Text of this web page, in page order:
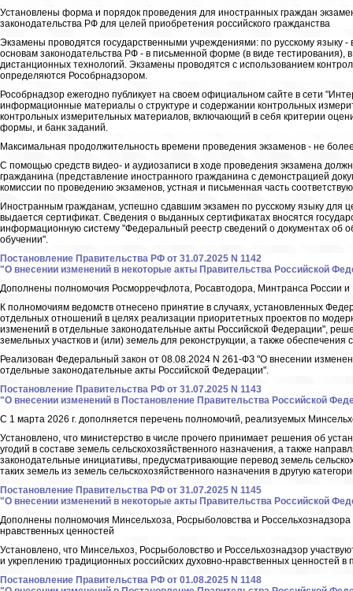
Установлены форма и порядок проведения для иностранных граждан
законодательства РФ для целей приобретения российского гражданства
Экзамены проводятся государственными учреждениями: по русскому языку
основам законодательства РФ - в письменной форме (в виде тестирования),
дистанционных технологий. Экзамены проводятся с использованием
определяются Рособрнадзором.
Рособрнадзор ежегодно публикует на своем официальном сайте в сети
информационные материалы о структуре и содержании контрольных
контрольных измерительных материалов, включающий в себя критерии
формы, и банк заданий.
Максимальная продолжительность времени проведения экзаменов - не
С помощью средств видео- и аудиозаписи в ходе проведения экзамена
гражданина (представление иностранного гражданина с демонстрацией
комиссии по проведению экзаменов, устная и письменная часть
Иностранным гражданам, успешно сдавшим экзамен по русскому языку для
выдается сертификат. Сведения о выданных сертификатах вносятся
информационную систему "Федеральный реестр сведений о документах об
обучении".
Постановление Правительства РФ от 31.07.2025 N 1142
"О внесении изменений в некоторые акты Правительства Российской
Дополнены полномочия Росморречфлота, Росавтодора, Минтранса России и
К полномочиям ведомств отнесено принятие в случаях, установленных
отдельных отношений в целях реализации приоритетных проектов по
изменений в отдельные законодательные акты Российской Федерации",
земельных участков и (или) земель для реконструкции, а также обеспечения
Реализован Федеральный закон от 08.08.2024 N 261-ФЗ "О внесении
отдельные законодательные акты Российской Федерации".
Постановление Правительства РФ от 31.07.2025 N 1143
"О внесении изменений в Постановление Правительства Российской
С 1 марта 2026 г. дополняется перечень полномочий, реализуемых
Установлено, что министерство в числе прочего принимает решения об
угодий в составе земель сельскохозяйственного назначения, а также
законодательные инициативы, предусматривающие перевод земель
таких земель из земель сельскохозяйственного назначения в другую
Постановление Правительства РФ от 31.07.2025 N 1145
"О внесении изменений в некоторые акты Правительства Российской
Дополнены полномочия Минсельхоза, Росрыболовства и
нравственных ценностей
Установлено, что Минсельхоз, Росрыболовство и Россельхознадзор
и укреплению традиционных российских духовно-нравственных ценностей в
Постановление Правительства РФ от 01.08.2025 N 1148